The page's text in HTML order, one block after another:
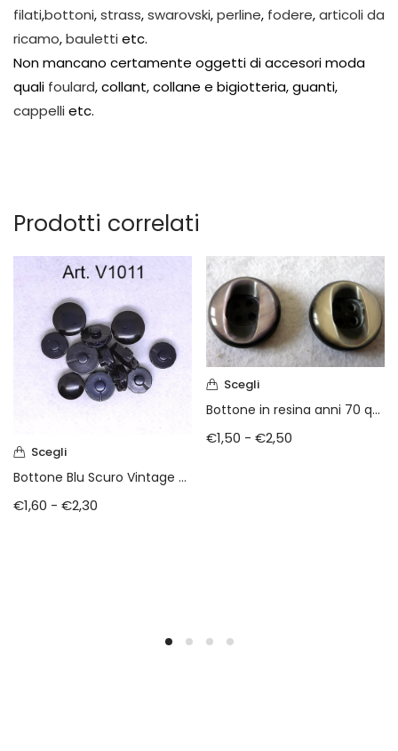
filati,bottoni,strass,swarovski,perline, fodere,articoli da
ricamo,bauletti etc.
Non mancano certamente oggetti di accesori moda
quali foulard, collant, collane e bigiotteria, guanti,
cappelli etc.
Prodotti correlati
Scegli
Bottone Blu Scuro Vintage anni 70
€1,60 - €2,30
Scegli
Bottone in resina anni 70 quattro fori
€1,50 - €2,50